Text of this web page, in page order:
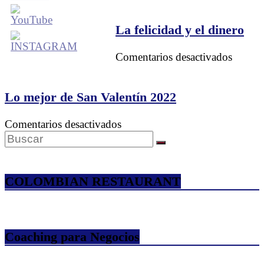
La felicidad y el dinero
Comentarios desactivadosen
Lo mejor de San Valentín 2022
Comentarios desactivadosen
mejor
San
Valentín
COLOMBIAN RESTAURANT
Coaching para Negocios